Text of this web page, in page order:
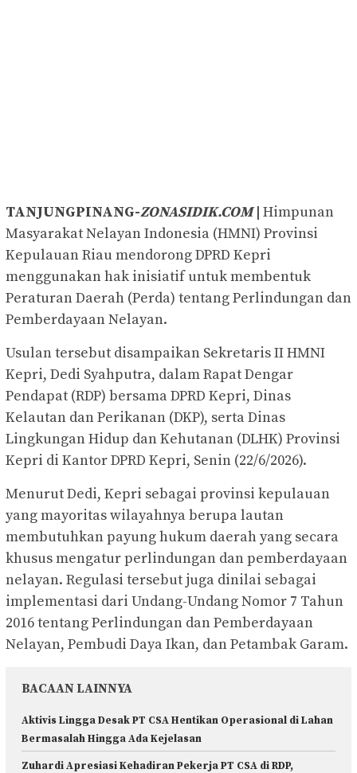
TANJUNGPINANG-ZONASIDIK.COM| Himpunan
Masyarakat Nelayan Indonesia (HMNI) Provinsi
Kepulauan Riau mendorong DPRD Kepri
menggunakan hak inisiatif untuk membentuk
Peraturan Daerah (Perda) tentang Perlindungan dan
Pemberdayaan Nelayan.
Usulan tersebut disampaikan Sekretaris II HMNI
Kepri, Dedi Syahputra, dalam Rapat Dengar
Pendapat (RDP) bersama DPRD Kepri, Dinas
Kelautan dan Perikanan (DKP), serta Dinas
Lingkungan Hidup dan Kehutanan (DLHK) Provinsi
Kepri di Kantor DPRD Kepri, Senin (22/6/2026).
Menurut Dedi, Kepri sebagai provinsi kepulauan
yang mayoritas wilayahnya berupa lautan
membutuhkan payung hukum daerah yang secara
khusus mengatur perlindungan dan pemberdayaan
nelayan. Regulasi tersebut juga dinilai sebagai
implementasi dari Undang-Undang Nomor 7 Tahun
2016 tentang Perlindungan dan Pemberdayaan
Nelayan, Pembudi Daya Ikan, dan Petambak Garam.
BACAAN LAINNYA
Aktivis Lingga Desak PT CSA Hentikan Operasional di Lahan
Bermasalah Hingga Ada Kejelasan
Zuhardi Apresiasi Kehadiran Pekerja PT CSA di RDP,